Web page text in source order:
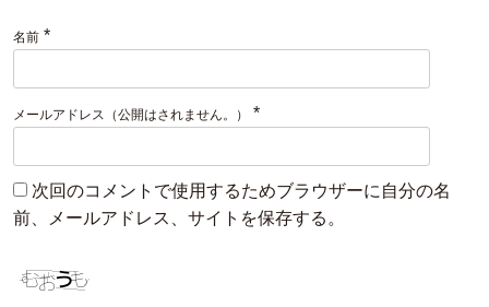
名前 *
メールアドレス（公開はされません。） *
次回のコメントで使用するためブラウザーに自分の名
前、メールアドレス、サイトを保存する。